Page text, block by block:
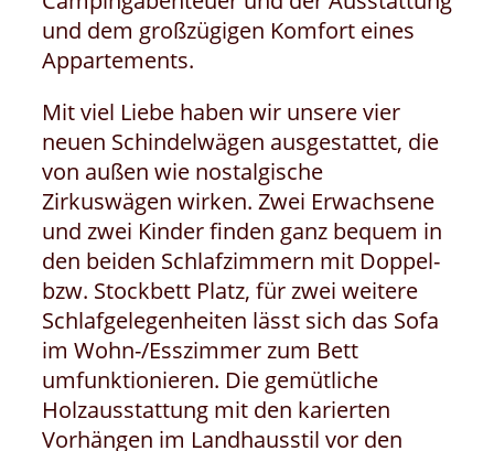
und dem großzügigen Komfort eines
Appartements.
Mit viel Liebe haben wir unsere vier
neuen Schindelwägen ausgestattet, die
von außen wie nostalgische
Zirkuswägen wirken. Zwei Erwachsene
und zwei Kinder finden ganz bequem in
den beiden Schlafzimmern mit Doppel-
bzw. Stockbett Platz, für zwei weitere
Schlafgelegenheiten lässt sich das Sofa
im Wohn-/Esszimmer zum Bett
umfunktionieren. Die gemütliche
Holzausstattung mit den karierten
Vorhängen im Landhausstil vor den